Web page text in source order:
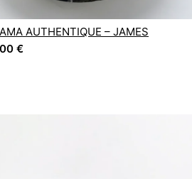
AUTHENTIQUE – JAMES
€